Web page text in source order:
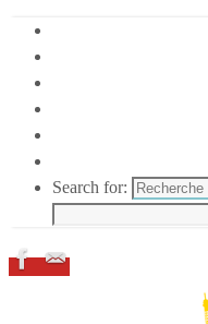
Search for: